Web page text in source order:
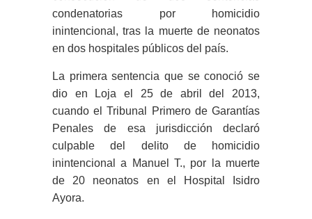
condenatorias por homicidio
inintencional, tras la muerte de neonatos
en dos hospitales públicos del país.
La primera sentencia que se conoció se
dio en Loja el 25 de abril del 2013,
cuando el Tribunal Primero de Garantías
Penales de esa jurisdicción declaró
culpable del delito de homicidio
inintencional a Manuel T., por la muerte
de 20 neonatos en el Hospital Isidro
Ayora.